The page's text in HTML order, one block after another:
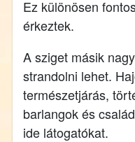
Ez különösen
érkeztek.
A sziget másik
strandolni lehet.
természetjárás,
barlangok és
ide látogatókat.